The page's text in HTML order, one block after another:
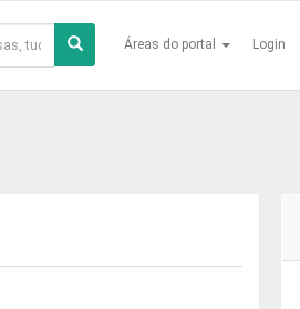
Áreas do portal Login